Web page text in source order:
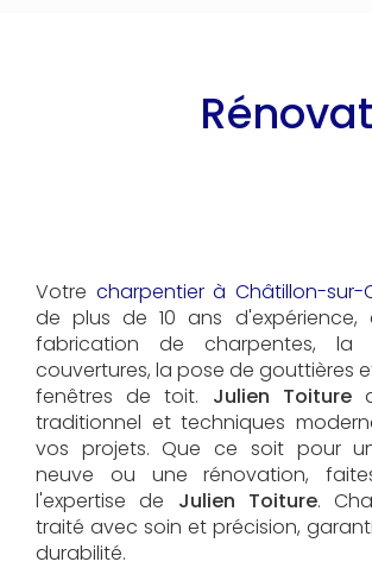
Votre charpentier à Châtillon-sur-
de plus de 10 ans d'expérience,
fabrication de charpentes, la
couvertures, la pose de gouttières
fenêtres de toit. Julien Toiture
traditionnel et techniques
vos projets. Que ce soit pour
neuve ou une rénovation,
l'expertise de Julien Toiture.
traité avec soin et précision,
durabilité.